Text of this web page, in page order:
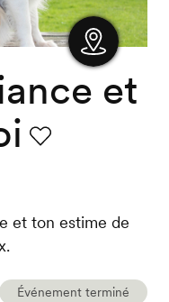
Afficheret
et ton estime de
Événement terminé